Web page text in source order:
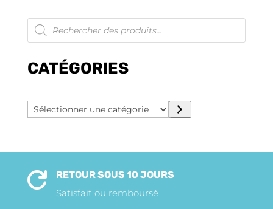
Recherche
de
produits
CATÉGORIES
Sélectionner
une

RETOUR SOUS 10 JOURS
Satisfait ou remboursé